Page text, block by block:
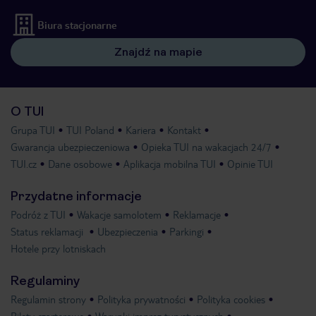
Biura stacjonarne
Znajdź na mapie
O TUI
Grupa TUI TUI Poland Kariera
Kontakt
Gwarancja ubezpieczeniowa
Opieka TUI na wakacjach 24/7
TUI.cz
Dane osobowe Aplikacja mobilna TUI Opinie TUI
Przydatne informacje
Podróż z TUI Wakacje samolotem
Reklamacje
Status reklamacji
Ubezpieczenia
Parkingi
Hotele przy lotniskach
Regulaminy
Regulamin strony Polityka prywatności
Polityka cookies